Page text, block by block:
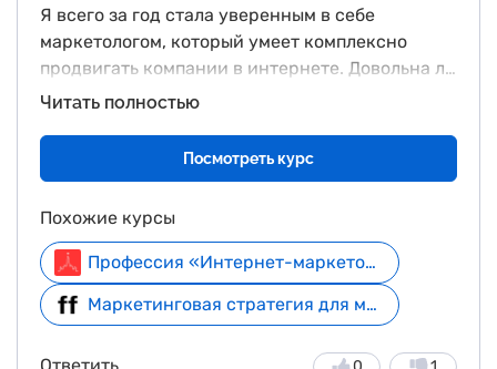
Я всего за год стала уверенным в себе
маркетологом, который умеет комплексно
продвигать компании в интернете. Довольна ли
я самим курсом? На 100% Жалею ли о чем-то?
высшего образования в универе)
Читать полностью
Посмотреть курс
Похожие курсы
Профессия «Интернет-маркетолог»
Маркетинговая стратегия для модного бренда